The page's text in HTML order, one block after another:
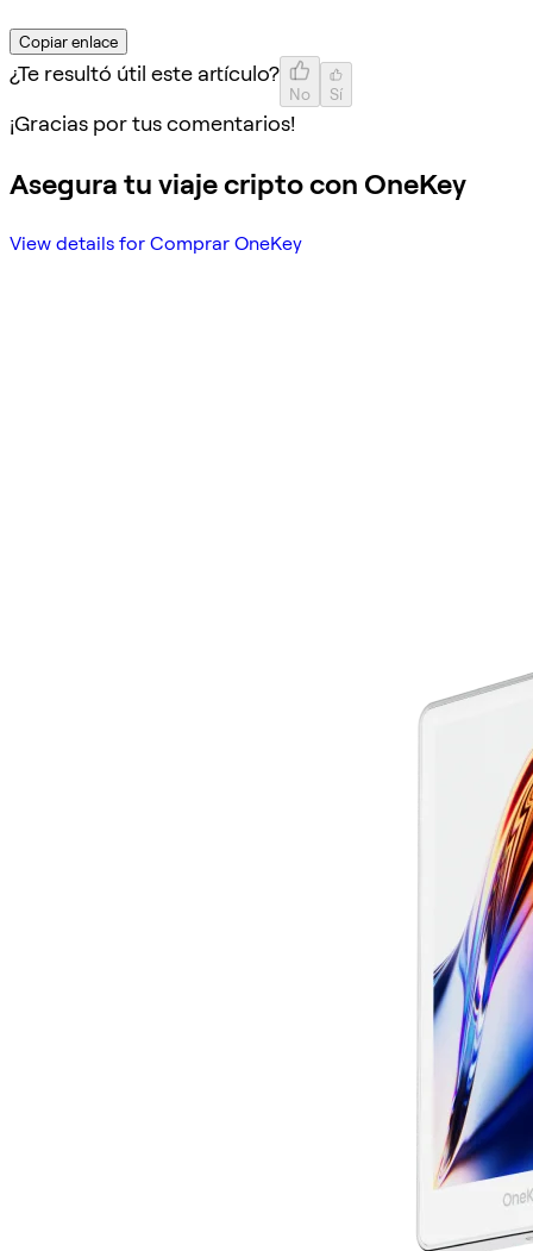
Copiar enlace
¿Te resultó útil este artículo?
No Sí
¡Gracias por tus comentarios!
Asegura tu viaje cripto con OneKey
View details for Comprar OneKey